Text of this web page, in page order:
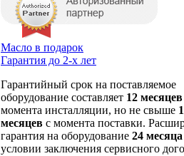
Масло в подарок
Гарантия до 2-х лет
Гарантийный срок на поставляемое
оборудование составляет 12 месяцев
момента инсталляции, но не свыше
месяцев с момента поставки.
гарантия на оборудование 24 месяца
условии заключения сервисного